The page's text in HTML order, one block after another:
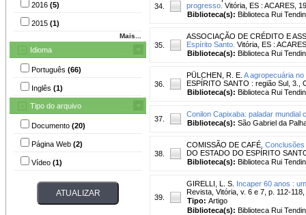
2016 (5)
2015 (1)
Mais...
Idioma
Português (66)
Inglês (1)
Tipo do arquivo
Documento (20)
Página Web (2)
Vídeo (1)
34.
progresso. Vitória, ES : ACARES,
Biblioteca(s): Biblioteca Rui
35.
ASSOCIAÇÃO DE CRÉDITO E
Espírito Santo. Vitória, ES :
Biblioteca(s): Biblioteca Rui
36.
PÜLCHEN, R. E. A agropecuária
ESPÍRITO SANTO : região Sul, 3.,
Biblioteca(s): Biblioteca Rui
37.
Conilon Capixaba: paladar mundial
Biblioteca(s): São Gabriel da
38.
COMISSÃO DE CAFÉ.
DO ESTADO DO ESPÍRITO
Biblioteca(s): Biblioteca Rui
39.
GIRELLI, L. S. Incaper 60 anos :
Revista, Vitória, v. 6 e 7, p. 112-
Tipo: Artigo
Biblioteca(s): Biblioteca Rui